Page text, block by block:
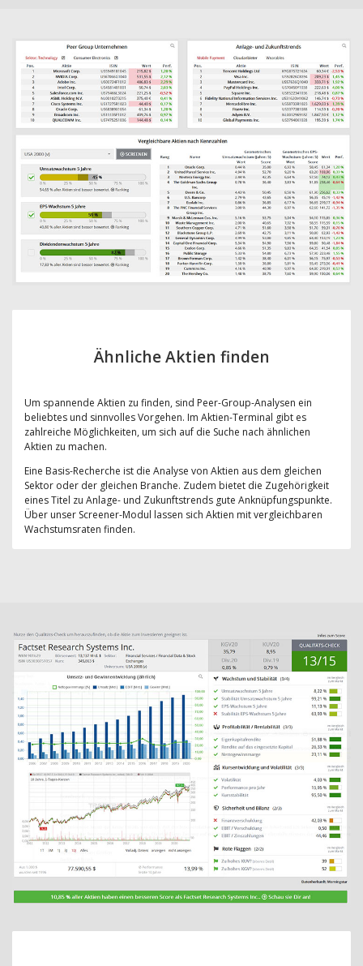
Ähnliche Aktien finden
Um spannende Aktien zu finden, sind Peer-Group-Analysen ein
beliebtes und sinnvolles Vorgehen. Im Aktien-Terminal gibt es
zahlreiche Möglichkeiten, um sich auf die Suche nach ähnlichen
Aktien zu machen.
Eine Basis-Recherche ist die Analyse von Aktien aus dem gleichen
Sektor oder der gleichen Branche. Zudem bietet die Zugehörigkeit
eines Titel zu Anlage- und Zukunftstrends gute Anknüpfungspunkte.
Über unser Screener-Modul lassen sich Aktien mit vergleichbaren
Wachstumsraten finden.